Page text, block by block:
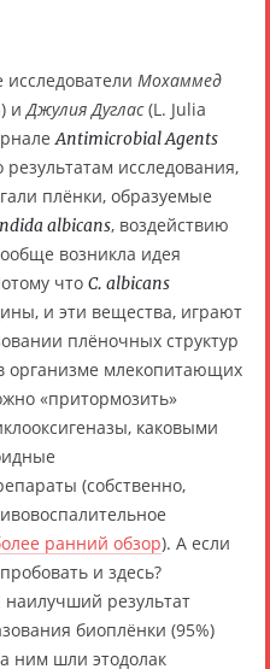
Мохаммед
и Джулия Дуглас(L. Julia
Antimicrobial Agents
результатам исследования,
плёнки, образуемые
albicans, воздействию
возникла идея
что C. albicans
и эти вещества, играют
плёночных структур
организме млекопитающих
«притормозить»
каковыми
(собственно,
ранний обзор). А если
и здесь?
результат
биоплёнки (95%)
ним шли этодолак